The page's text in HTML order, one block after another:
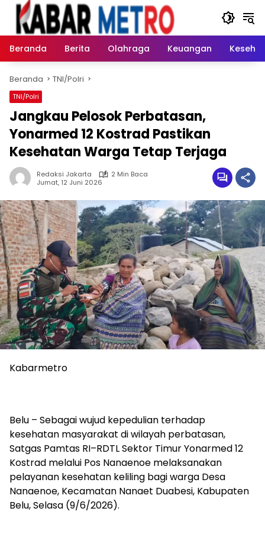
Langsung
konten
Beranda
Berita Olahraga Keuangan
Beranda TNI/Polri
TNI/Polri
Jangkau Pelosok Perbatasan,
Yonarmed 12 Kostrad Pastikan
Kesehatan Warga Tetap Terjaga
Redaksi Jakarta
2 Min Baca
Jumat, 12 Juni 2026
Kabarmetro
Belu – Sebagai wujud kepedulian terhadap
kesehatan masyarakat di wilayah perbatasan,
Satgas Pamtas RI–RDTL Sektor Timur Yonarmed 12
Kostrad melalui Pos Nanaenoe melaksanakan
pelayanan kesehatan keliling bagi warga Desa
Nanaenoe, Kecamatan Nanaet Duabesi, Kabupaten
Belu, Selasa (9/6/2026).